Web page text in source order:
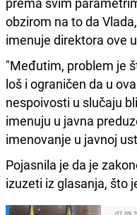
obzirom na to da
imenuje direktora ove
"Međutim, problem je
loš i ograničen da u
nespoivosti u slučaju
imenuju u javna
imenovanje u javnoj
Pojasnila je da je
izuzeti iz glasanja, što